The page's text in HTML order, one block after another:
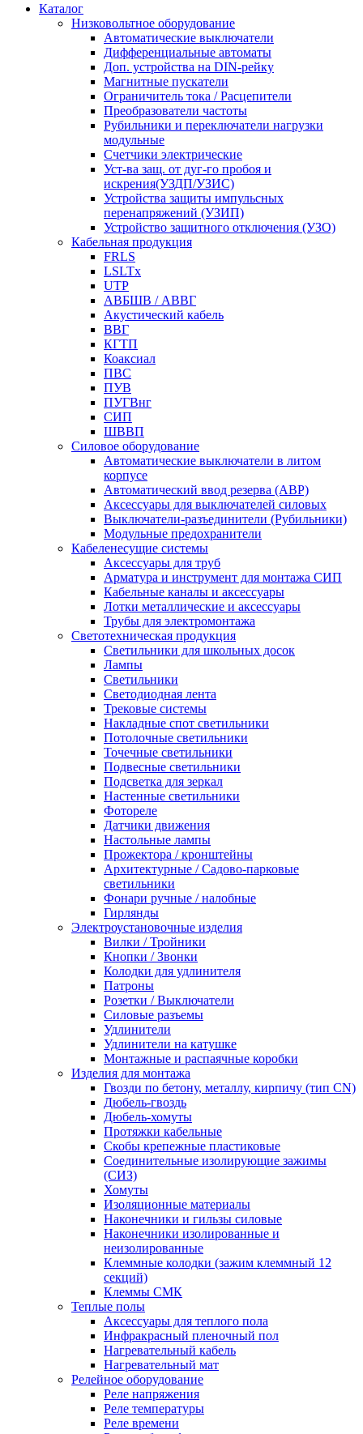
Каталог
Низковольтное оборудование
Автоматические выключатели
Дифференциальные автоматы
Доп. устройства на DIN-рейку
Магнитные пускатели
Ограничитель тока / Расцепители
Преобразователи частоты
Рубильники и переключатели нагрузки
модульные
Счетчики электрические
Уст-ва защ. от дуг-го пробоя и
искрения(УЗДП/УЗИС)
Устройства защиты импульсных
перенапряжений (УЗИП)
Устройство защитного отключения (УЗО)
Кабельная продукция
FRLS
LSLTx
UTP
АВБШВ / АВВГ
Акустический кабель
ВВГ
КГТП
Коаксиал
ПВС
ПУВ
ПУГВнг
СИП
ШВВП
Силовое оборудование
Автоматические выключатели в литом
корпусе
Автоматический ввод резерва (АВР)
Аксессуары для выключателей силовых
Выключатели-разъединители (Рубильники)
Модульные предохранители
Кабеленесущие системы
Аксессуары для труб
Арматура и инструмент для монтажа СИП
Кабельные каналы и аксессуары
Лотки металлические и аксессуары
Трубы для электромонтажа
Светотехническая продукция
Светильники для школьных досок
Лампы
Светильники
Светодиодная лента
Трековые системы
Накладные спот светильники
Потолочные светильники
Точечные светильники
Подвесные светильники
Подсветка для зеркал
Настенные светильники
Фотореле
Датчики движения
Настольные лампы
Прожектора / кронштейны
Архитектурные / Садово-парковые
светильники
Фонари ручные / налобные
Гирлянды
Электроустановочные изделия
Вилки / Тройники
Кнопки / Звонки
Колодки для удлинителя
Патроны
Розетки / Выключатели
Силовые разъемы
Удлинители
Удлинители на катушке
Монтажные и распаячные коробки
Изделия для монтажа
Гвозди по бетону, металлу, кирпичу (тип CN)
Дюбель-гвоздь
Дюбель-хомуты
Протяжки кабельные
Скобы крепежные пластиковые
Соединительные изолирующие зажимы
(СИЗ)
Хомуты
Изоляционные материалы
Наконечники и гильзы силовые
Наконечники изолированные и
неизолированные
Клеммные колодки (зажим клеммный 12
секций)
Клеммы СМК
Теплые полы
Аксессуары для теплого пола
Инфракрасный пленочный пол
Нагревательный кабель
Нагревательный мат
Релейное оборудование
Реле напряжения
Реле температуры
Реле времени